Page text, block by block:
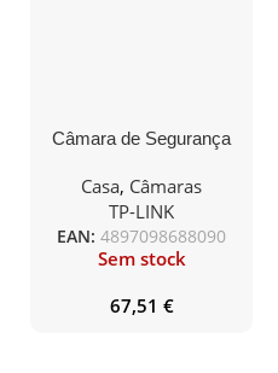
Câmara de Segurança
Pan/Tilt AI 2K Security
Wi-Fi
Casa, Câmaras
TP-LINK
EAN: 4897098688090
Sem stock
67,51 €